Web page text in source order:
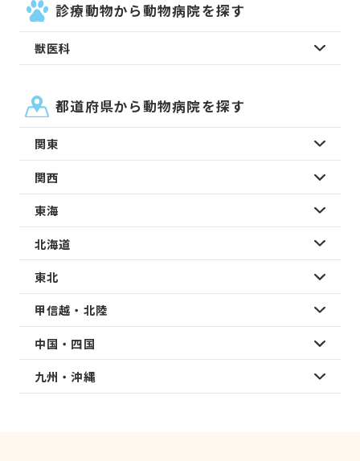
診療動物から動物病院を探す
獣医科
都道府県から動物病院を探す
関東
関西
東海
北海道
東北
甲信越・北陸
中国・四国
九州・沖縄